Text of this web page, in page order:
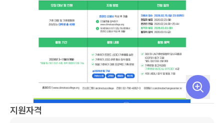
지원자격